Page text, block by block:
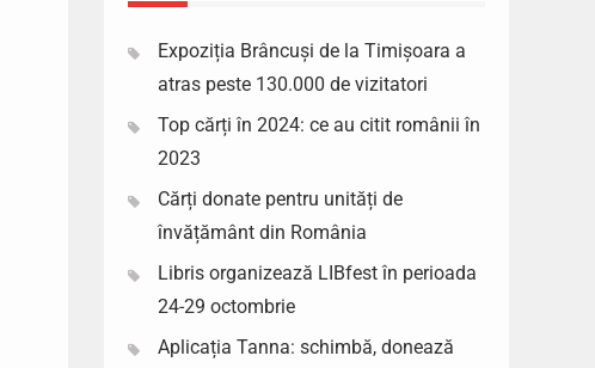
Expoziția Brâncuși de la Timișoara a
atras peste 130.000 de vizitatori
Top cărți în 2024: ce au citit românii în
2023
Cărți donate pentru unități de
învățământ din România
Libris organizează LIBfest în perioada
24-29 octombrie
Aplicația Tanna: schimbă, donează